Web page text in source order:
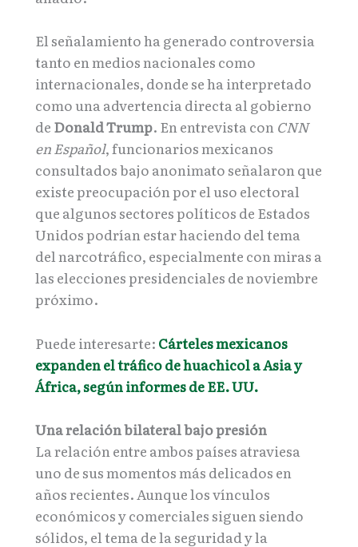
El señalamiento ha generado controversia
tanto en medios nacionales como
internacionales, donde se ha interpretado
como una advertencia directa al gobierno
de Donald Trump. En entrevista con CNN
en Español, funcionarios mexicanos
consultados bajo anonimato señalaron que
existe preocupación por el uso electoral
que algunos sectores políticos de Estados
Unidos podrían estar haciendo del tema
del narcotráfico, especialmente con miras a
las elecciones presidenciales de noviembre
próximo.
Puede interesarte: Cárteles mexicanos
expanden el tráfico de huachicol a Asia y
África, según informes de EE. UU.
Una relación bilateral bajo presión
La relación entre ambos países atraviesa
uno de sus momentos más delicados en
años recientes. Aunque los vínculos
económicos y comerciales siguen siendo
sólidos, el tema de la seguridad y la